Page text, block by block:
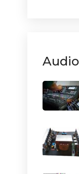
Audio